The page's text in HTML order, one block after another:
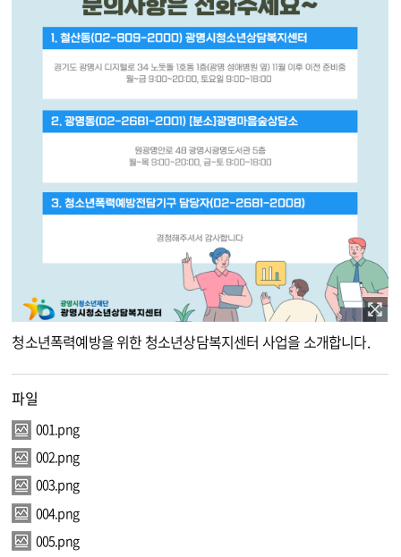
이미지 확대보기
청소년폭력예방을 위한 청소년상담복지센터 사업을 소개합니다.
파일
001.png
002.png
003.png
004.png
005.png